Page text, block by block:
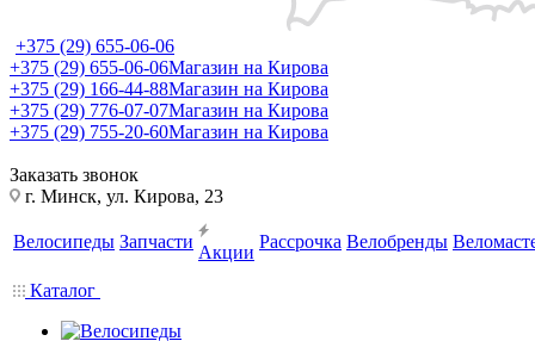
+375 (29) 655-06-06
+375 (29) 655-06-06Магазин на Кирова
+375 (29) 166-44-88Магазин на Кирова
+375 (29) 776-07-07Магазин на Кирова
+375 (29) 755-20-60Магазин на Кирова
Заказать звонок
г. Минск, ул. Кирова, 23
Велосипеды Запчасти
Акции
Рассрочка Велобренды
Каталог